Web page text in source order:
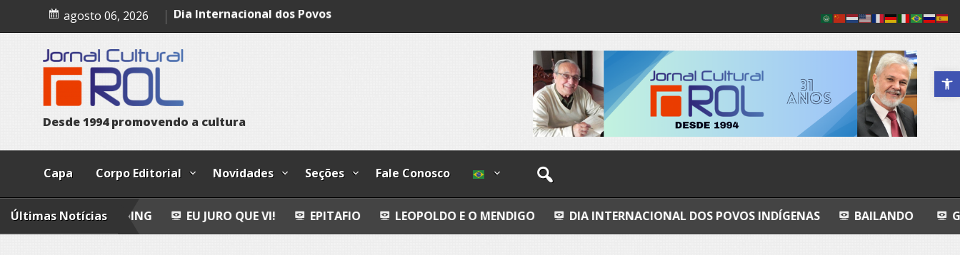
Abrir a
content
agosto 06, 2026
Leopoldo e o mendigo
Dia Internacional dos Povos
Indígenas
Desde1994 promovendo a cultura
Capa Corpo Editorial Novidades Seções Fale Conosco
Últimas Notícias
FLY FISHING EU JURO QUE VI! EPITAFIO LEOPOLDO E O MENDIGO DIA INTERNACIONAL DOS POVOS INDÍGENAS BAILANDO GRANDEZA